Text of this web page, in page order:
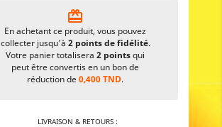
card_giftcard
En achetant ce produit, vous pouvez
collecter jusqu'à 2points de fidélité.
Votre panier totalisera2 pointsqui
peut être convertis en un bon de
réduction de0,400 TND.
LIVRAISON & RETOURS :